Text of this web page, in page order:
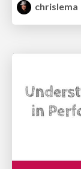
chrislema